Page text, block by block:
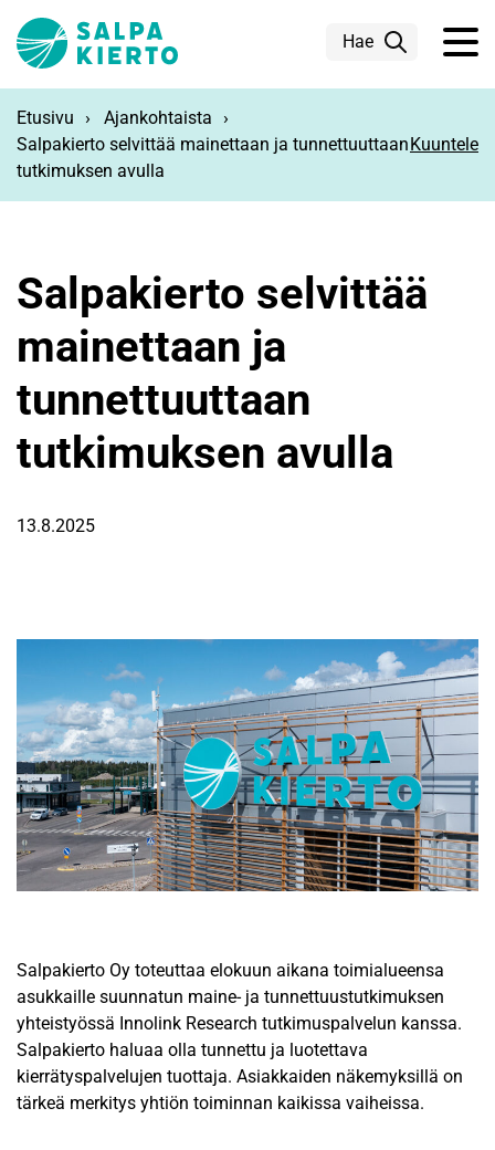
Hae
Etusivu
Ajankohtaista
Salpakierto selvittää mainettaan ja tunnettuuttaan
tutkimuksen avulla
Kuuntele
Salpakierto selvittää
mainettaan ja
tunnettuuttaan
tutkimuksen avulla
13.8.2025
Salpakierto Oy toteuttaa elokuun aikana toimialueensa
asukkaille suunnatun maine- ja tunnettuustutkimuksen
yhteistyössä Innolink Research tutkimuspalvelun kanssa.
Salpakierto haluaa olla tunnettu ja luotettava
kierrätyspalvelujen tuottaja. Asiakkaiden näkemyksillä on
tärkeä merkitys yhtiön toiminnan kaikissa vaiheissa.